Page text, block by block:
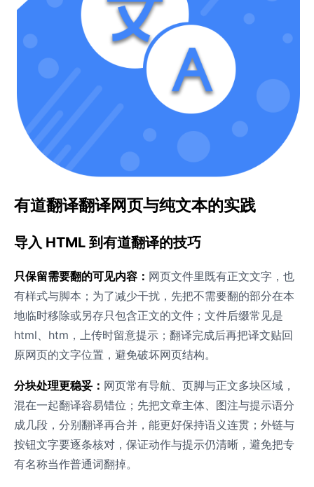
有道翻译翻译网页与纯文本的实践
导入 HTML 到有道翻译的技巧
只保留需要翻的可见内容： 网页文件里既有正文文字，也
有样式与脚本；为了减少干扰，先把不需要翻的部分在本
地临时移除或另存只包含正文的文件；文件后缀常见是
html、htm，上传时留意提示；翻译完成后再把译文贴回
原网页的文字位置，避免破坏网页结构。
分块处理更稳妥： 网页常有导航、页脚与正文多块区域，
混在一起翻译容易错位；先把文章主体、图注与提示语分
成几段，分别翻译再合并，能更好保持语义连贯；外链与
按钮文字要逐条核对，保证动作与提示仍清晰，避免把专
有名称当作普通词翻掉。